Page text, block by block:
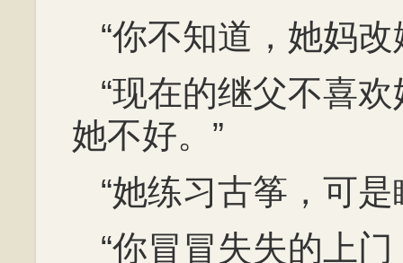
“你不知道，她妈改
“现在的继父不喜
她不好。”
“她练习古筝，可
“你冒冒失失的上